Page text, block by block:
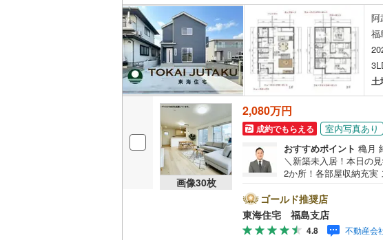
阿
福
土
画像30枚
2,080万円
成約でもらえる 室内写真あり
おすすめポイント 穐月
＼新築未入居！本日の
2か所！各部屋収納充実 スーパー・コンビニ徒歩6分 駐車3台可 地震に強い家を
件情報でお客様をお迎
るかな？」様々なお悩
料審査いたします！●
ミレーション無料受付
ゴールド推奨店
東海住宅 福島支店
4.8 不動産会
該当物件0件
西白河郡中島村(
東白川郡矢祭町(0)
石川郡石川町( 0)
石川郡浅川町(0
田村郡小野町
双葉郡富岡町(0)
双葉郡双葉町(0)
相馬郡新地町(
該当物件0件
該当物件0件
該当物件0件
該当物件0件
最寄りの駅が始発駅 2
配置、向き、建ち方、日当た
前道6m以上（4）
平坦地
LD
リビングダイニング15
キッチン
該当物件0件